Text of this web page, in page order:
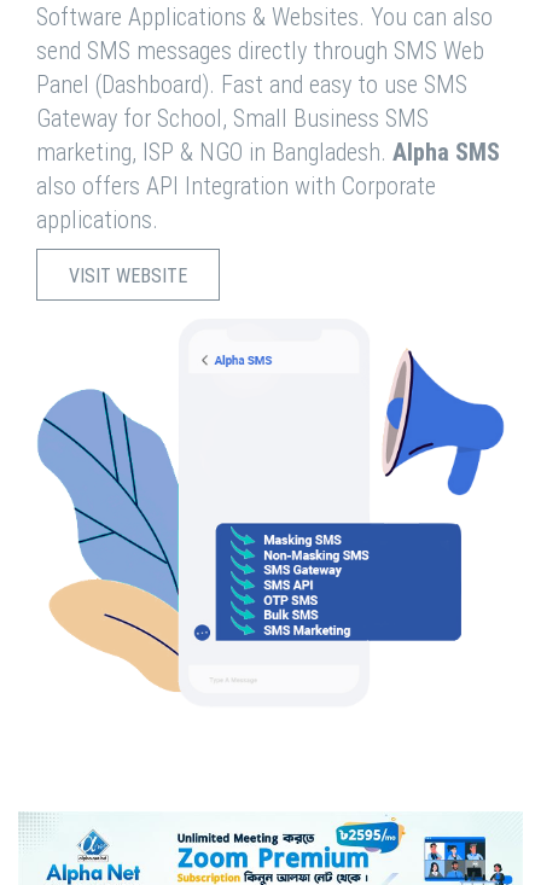
Software Applications & Websites. You can also
send SMS messages directly through SMS Web
Panel (Dashboard). Fast and easy to use SMS
Gateway for School, Small Business SMS
marketing, ISP & NGO in Bangladesh. Alpha SMS
also offers API Integration with Corporate
applications.
VISIT WEBSITE